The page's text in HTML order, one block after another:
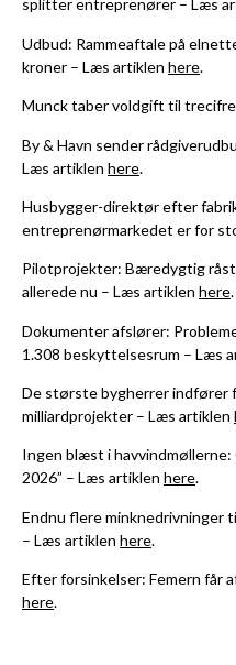
splitter entreprenører – Læs
Udbud: Rammeaftale på
kroner – Læs artiklen here.
Munck taber voldgift til
By & Havn sender
Læs artiklen here.
Husbygger-direktør efter
entreprenørmarkedet er for
Pilotprojekter: Bæredygtig
allerede nu – Læs artiklen here.
Dokumenter afslører:
1.308 beskyttelsesrum – Læs
De største bygherrer indfører
milliardprojekter – Læs artiklen
Ingen blæst i havvindmøllerne:
2026” – Læs artiklen here.
Endnu flere minknedrivninger
– Læs artiklen here.
Efter forsinkelser: Femern får
here.